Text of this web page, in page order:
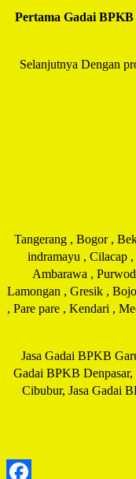
Pertama Gadai
Selanjutnya Dengan
Tangerang , Bogor ,
indramayu , Cilacap
Ambarawa ,
Lamongan , Gresik ,
, Pare pare , Kendari ,
Jasa Gadai BPKB
Gadai BPKB
Cibubur, Jasa Gadai